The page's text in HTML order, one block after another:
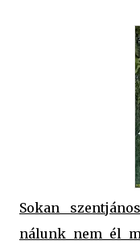
Sokan
nálunk nem él